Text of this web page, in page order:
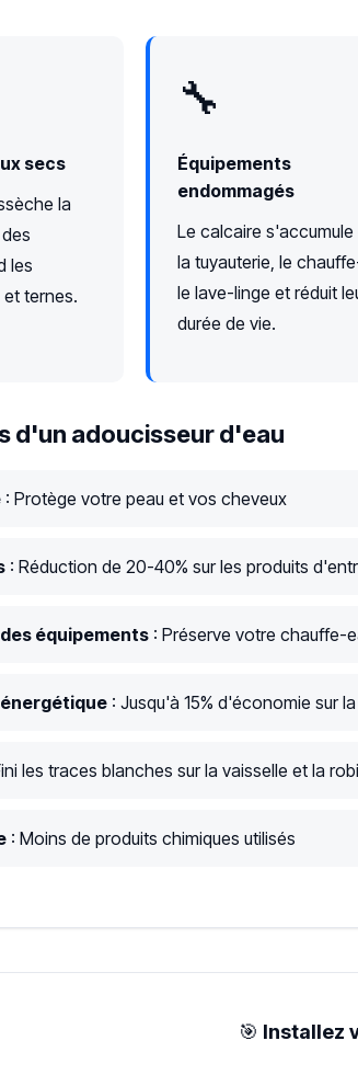
secs
la
les
ternes.
🔧
Équipements
endommagés
Le calcaire s'accumule
la tuyauterie, le
le lave-linge et réduit
durée de vie.
d'un adoucisseur d'eau
: Protège votre peau et vos cheveux
: Réduction de 20-40% sur les produits
équipements : Préserve votre chauffe-
: Jusqu'à 15% d'économie sur
les traces blanches sur la vaisselle et la
: Moins de produits chimiques utilisés
🎯 Installez